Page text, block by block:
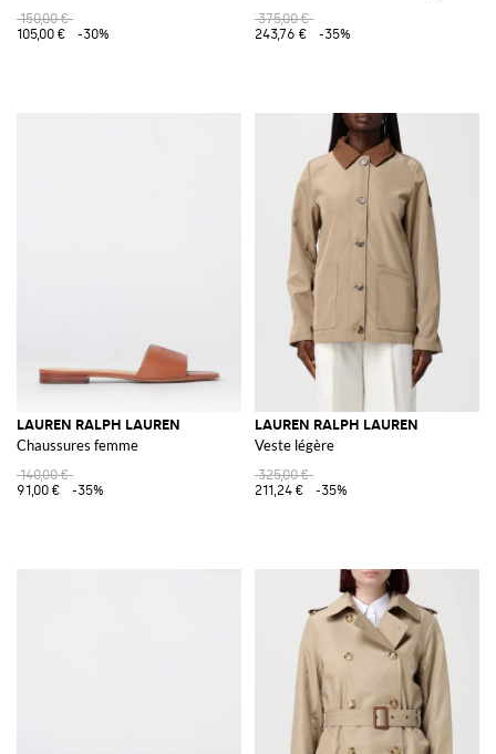
150,00 €
105,00 €
-30%
375,00 €
243,76 €
-35%
LAUREN RALPH LAUREN
Chaussures femme
140,00 €
91,00 €
-35%
LAUREN RALPH LAUREN
Veste légère
325,00 €
211,24 €
-35%